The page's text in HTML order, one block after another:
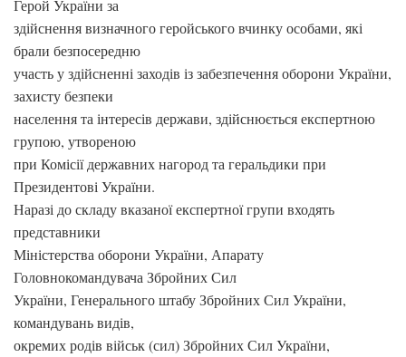
Герой України за
здійснення визначного геройського вчинку особами, які
брали безпосередню
участь у здійсненні заходів із забезпечення оборони України,
захисту безпеки
населення та інтересів держави, здійснюється експертною
групою, утвореною
при Комісії державних нагород та геральдики при
Президентові України.
Наразі до складу вказаної експертної групи входять
представники
Міністерства оборони України, Апарату
Головнокомандувача Збройних Сил
України, Генерального штабу Збройних Сил України,
командувань видів,
окремих родів військ (сил) Збройних Сил України,